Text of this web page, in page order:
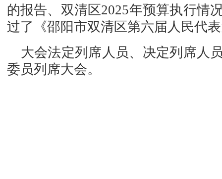
的报告、双清区2025年预算执行情
过了《邵阳市双清区第六届人民代
大会法定列席人员、决定列席人
委员列席大会。